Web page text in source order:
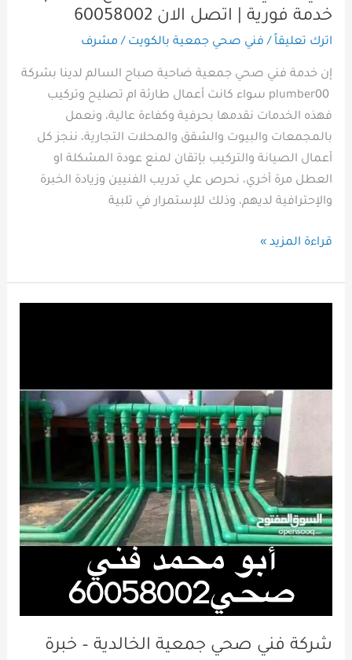
خدمة فورية | اتصل الان 60058002
اترك تعليقاً / فني صحي جمعية بالكويت / مشرف
إن خدمة فني صحي جمعية ضاحية صباح السالم لدينا بشركة
plumber00 سواء كانت أعمال طارئة ام تصليح وتركيب
فهذه الخدمات نقدمها بحرفية وكفاءة عالية، ونعمل
بالمجمعات والبيوت والشقق والمحلات التجارية، ننجز كل
أعمال الصيانة والتركيب بإتقان لمنع عودة المشكلة او
العطل مرة أخري، نحرص علي تدريب الفنيين وزيادة الخبرة
والإحترافية لديهم، وذلك للإستمرار في تلبية
قراءة المزيد »
شركة فني صحي جمعية الخالدية – خبرة
للاتصال
60058002